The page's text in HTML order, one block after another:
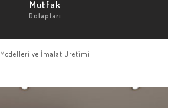
Mutfak
Dolapları
Modelleri ve İmalat Üretimi